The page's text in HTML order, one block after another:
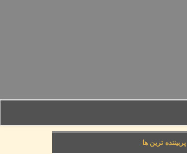
پربیننده ترین ها